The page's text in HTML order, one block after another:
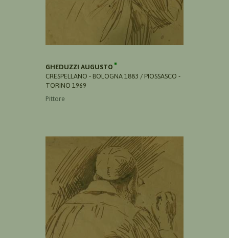
GHEDUZZI AUGUSTO
CRESPELLANO - BOLOGNA 1883 / PIOSSASCO -
TORINO 1969
Pittore